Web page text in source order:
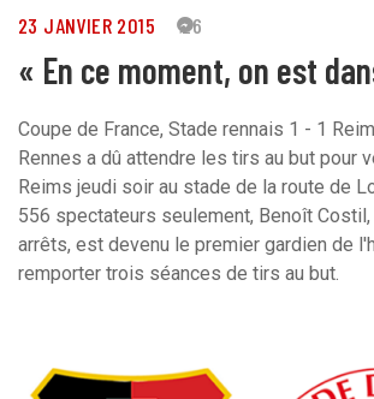
23 JANVIER 2015 26
« En ce moment, on est
Coupe de France, Stade rennais 1 - 1
Rennes a dû attendre les tirs au but pour
Reims jeudi soir au stade de la route de
556 spectateurs seulement, Benoît
arrêts, est devenu le premier gardien de
remporter trois séances de tirs au but.